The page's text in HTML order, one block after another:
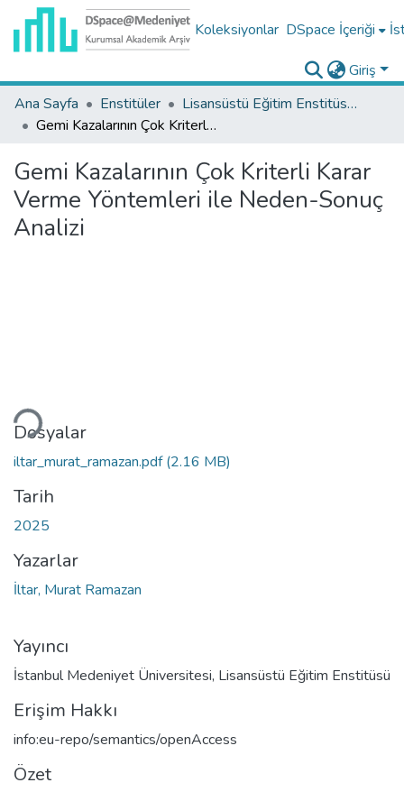
Koleksiyonlar DSpace İçeriği
Giriş
Ana Sayfa
Enstitüler
Lisansüstü Eğitim Enstitüsü Tez Koleksiyonu
Gemi Kazalarının Çok Kriterli Karar Verme Yöntemleri ile Neden-Sonuç Analizi
Gemi Kazalarının Çok Kriterli Karar
Verme Yöntemleri ile Neden-Sonuç
Analizi
Yükleniyor...
Dosyalar
iltar_murat_ramazan.pdf(2.16 MB)
Tarih
2025
Yazarlar
İltar, Murat Ramazan
Yayıncı
İstanbul Medeniyet Üniversitesi, Lisansüstü Eğitim Enstitüsü
Erişim Hakkı
info:eu-repo/semantics/openAccess
Özet